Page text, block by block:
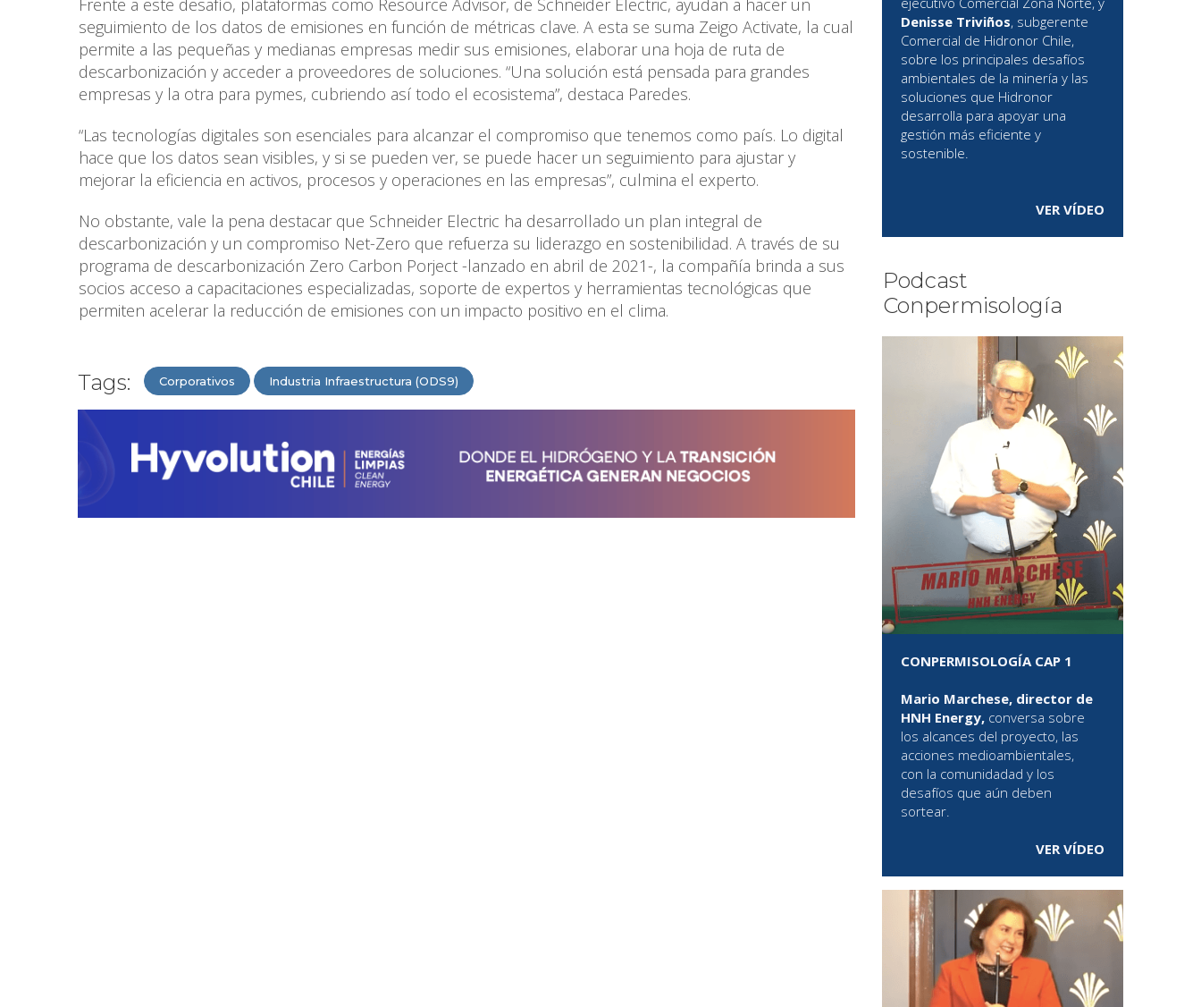
Frente a este desafío, plataformas como Resource Advisor, de Schneider Electric, ayudan a hacer un
seguimiento de los datos de emisiones en función de métricas clave. A esta se suma Zeigo Activate, la cual
permite a las pequeñas y medianas empresas medir sus emisiones, elaborar una hoja de ruta de
descarbonización y acceder a proveedores de soluciones. “Una solución está pensada para grandes
empresas y la otra para pymes, cubriendo así todo el ecosistema”, destaca Paredes.
“Las tecnologías digitales son esenciales para alcanzar el compromiso que tenemos como país. Lo digital
hace que los datos sean visibles, y si se pueden ver, se puede hacer un seguimiento para ajustar y
mejorar la eficiencia en activos, procesos y operaciones en las empresas”, culmina el experto.
No obstante, vale la pena destacar que Schneider Electric ha desarrollado un plan integral de
descarbonización y un compromiso Net-Zero que refuerza su liderazgo en sostenibilidad. A través de su
programa de descarbonización Zero Carbon Porject -lanzado en abril de 2021-, la compañía brinda a sus
socios acceso a capacitaciones especializadas, soporte de expertos y herramientas tecnológicas que
permiten acelerar la reducción de emisiones con un impacto positivo en el clima.
Tags: Corporativos Industria Infraestructura (ODS9)
Denisse Triviños, subgerente
Comercial de Hidronor Chile,
sobre los principales desafíos
ambientales de la minería y las
soluciones que Hidronor
desarrolla para apoyar una
gestión más eficiente y
sostenible.
VER VÍDEO
Podcast
Conpermisología
CONPERMISOLOGÍA CAP 1
Mario Marchese, director de
HNH Energy, conversa sobre
los alcances del proyecto, las
acciones medioambientales,
con la comunidadad y los
desafíos que aún deben
sortear.
VER VÍDEO